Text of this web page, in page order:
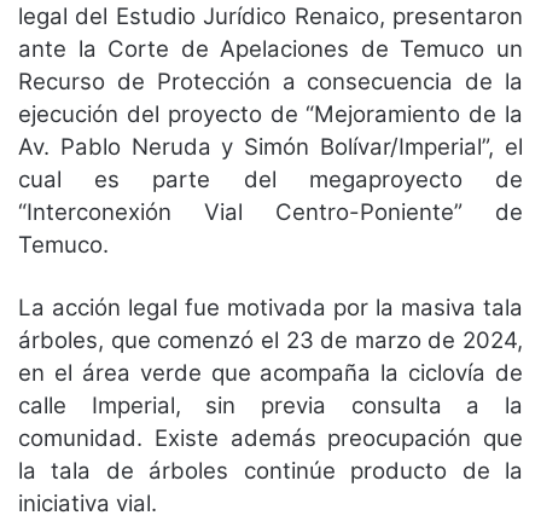
legal del Estudio Jurídico Renaico, presentaron
ante la Corte de Apelaciones de Temuco un
Recurso de Protección a consecuencia de la
ejecución del proyecto de “Mejoramiento de la
Av. Pablo Neruda y Simón Bolívar/Imperial”, el
cual es parte del megaproyecto de
“Interconexión Vial Centro-Poniente” de
Temuco.
La acción legal fue motivada por la masiva tala
árboles, que comenzó el 23 de marzo de 2024,
en el área verde que acompaña la ciclovía de
calle Imperial, sin previa consulta a la
comunidad. Existe además preocupación que
la tala de árboles continúe producto de la
iniciativa vial.